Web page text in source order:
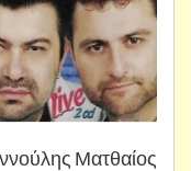
Ματθαίος